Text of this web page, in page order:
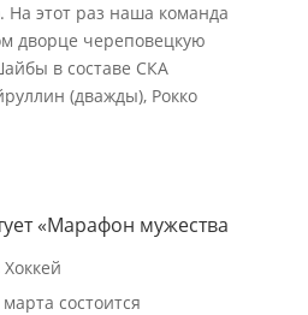
На этот раз наша команда
дворце череповецкую
в составе СКА
(дважды), Рокко
«Марафон мужества
Хоккей
состоится